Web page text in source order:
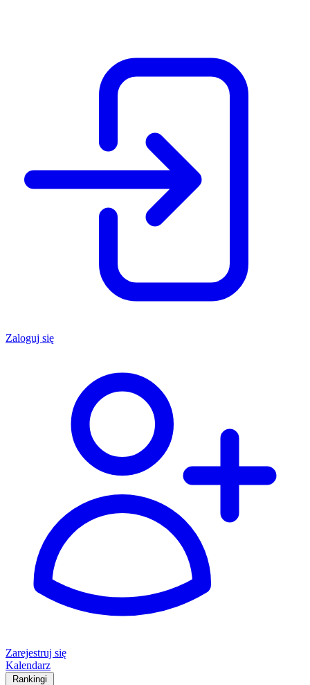
Zaloguj się
Zarejestruj się
Kalendarz
Rankingi